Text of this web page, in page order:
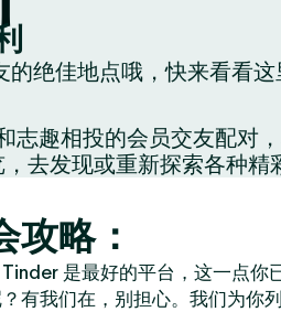
的绝佳地点哦，快来看看
志趣相投的会员交友配对
去发现或重新探索各种精
攻略：
是最好的平台，这一点你
有我们在，别担心。我们为你